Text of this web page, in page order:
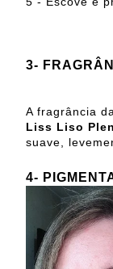
3-
A fragrância
Liss Liso
suave,
4-